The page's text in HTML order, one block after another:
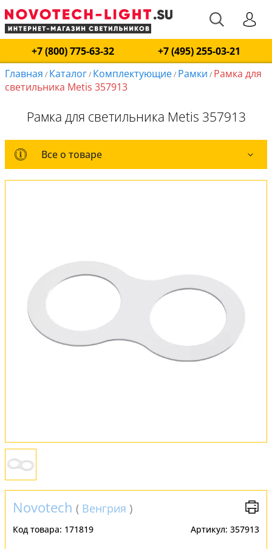
+7 (800) 775-63-32
+7 (495) 255-03-21
Главная / Каталог/ Комплектующие/ Рамки / Рамка для
светильника Metis 357913
Рамка для светильника Metis 357913
Все о товаре
Все о товаре
Обмен и возврат
Установка
FAQ
Novotech ( Венгрия )
Код товара: 171819 Артикул: 357913